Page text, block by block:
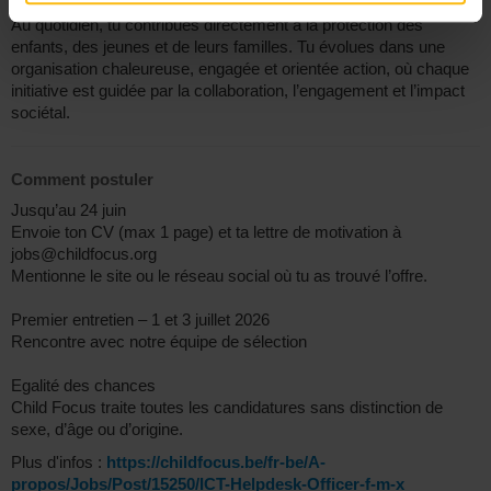
Au quotidien, tu contribues directement à la protection des
enfants, des jeunes et de leurs familles. Tu évolues dans une
organisation chaleureuse, engagée et orientée action, où chaque
initiative est guidée par la collaboration, l’engagement et l’impact
sociétal.
Comment postuler
Jusqu’au 24 juin
Envoie ton CV (max 1 page) et ta lettre de motivation à
jobs@childfocus.org
Mentionne le site ou le réseau social où tu as trouvé l’offre.
Premier entretien – 1 et 3 juillet 2026
Rencontre avec notre équipe de sélection
Egalité des chances
Child Focus traite toutes les candidatures sans distinction de
sexe, d’âge ou d’origine.
Plus d'infos : https://childfocus.be/fr-be/A-
propos/Jobs/Post/15250/ICT-Helpdesk-Officer-f-m-x